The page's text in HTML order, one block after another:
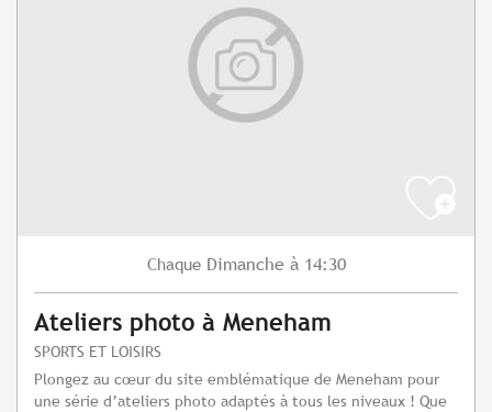
Chaque Dimanche à 14:30
Ateliers photo à Meneham
SPORTS ET LOISIRS
Plongez au cœur du site emblématique de Meneham pour
une série d’ateliers photo adaptés à tous les niveaux ! Que